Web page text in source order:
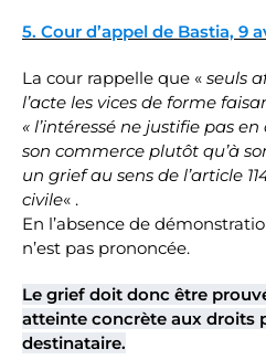
5. Cour d’appel de Bastia, 9
La cour rappelle que « seuls
l’acte les vices de forme
« l’intéressé ne justifie pas
son commerce plutôt qu’à
un grief au sens de l’article
civile« .
En l’absence de
n’est pas prononcée.
Le grief doit donc être
atteinte concrète aux droits
destinataire.